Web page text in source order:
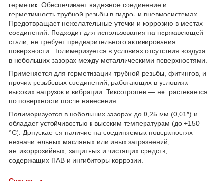
герметик. Обеспечивает надежное соединение и
герметичность трубной резьбы в гидро- и пневмосистемах.
Предотвращает нежелательные утечки и коррозию в местах
соединений. Подходит для использования на нержавеющей
стали, не требует предварительного активирования
поверхности. Полимеризуется в условиях отсутствия воздуха
в небольших зазорах между металлическими поверхностями.
Применяется для герметизации трубной резьбы, фитингов, и
прочих резьбовых соединений, работающих в условиях
высоких нагрузок и вибрации. Тиксотропен — не растекается
по поверхности после нанесения
Полимеризуется в небольших зазорах до 0,25 мм (0,01″) и
обладает устойчивостью к высоким температурам (до +150
°C). Допускается наличие на соединяемых поверхностях
незначительных масляных или иных загрязнений,
антикоррозийных, защитных и чистящих средств,
содержащих ПАВ и ингибиторы коррозии.